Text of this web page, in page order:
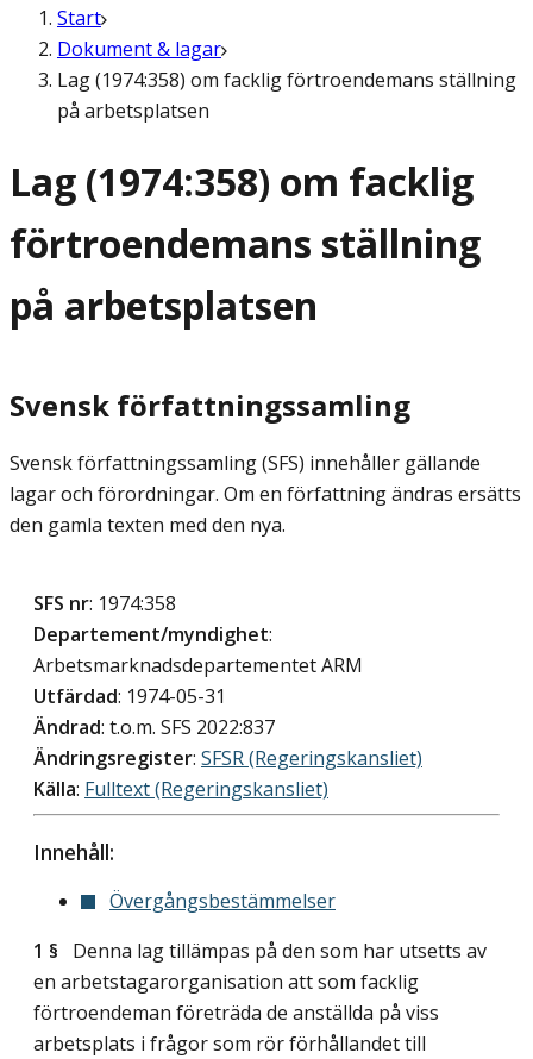
Start
Dokument & lagar
Lag (1974:358) om facklig förtroendemans ställning
på arbetsplatsen
Lag (1974:358) om facklig
förtroendemans ställning
på arbetsplatsen
Svensk författningssamling
Svensk författningssamling (SFS) innehåller gällande
lagar och förordningar. Om en författning ändras ersätts
den gamla texten med den nya.
SFS nr: 1974:358
Departement/myndighet:
Arbetsmarknadsdepartementet ARM
Utfärdad: 1974-05-31
Ändrad: t.o.m. SFS 2022:837
Ändringsregister: SFSR (Regeringskansliet)
Källa: Fulltext (Regeringskansliet)
Innehåll:
Övergångsbestämmelser
1 § Denna lag tillämpas på den som har utsetts av
en arbetstagarorganisation att som facklig
förtroendeman företräda de anställda på viss
arbetsplats i frågor som rör förhållandet till